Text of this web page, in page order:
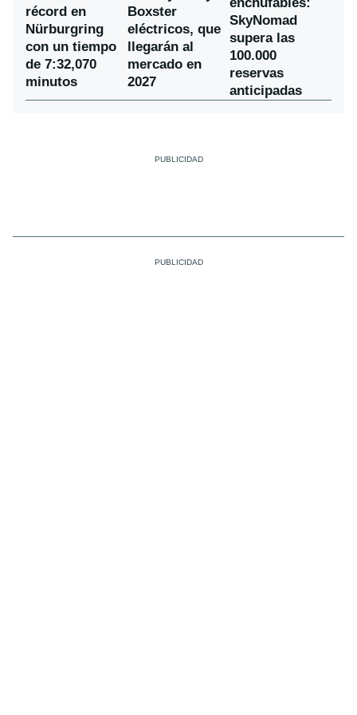
récord en
Nürburgring
con un tiempo
de 7:32,070
minutos
Boxster
eléctricos, que
llegarán al
mercado en
2027
SkyNomad
supera las
100.000
reservas
anticipadas